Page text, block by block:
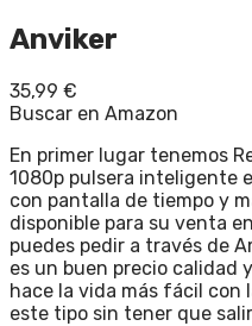
Anviker
35,99 €
Buscar en Amazon
En primer lugar tenemos
1080p pulsera inteligente
con pantalla de tiempo y
disponible para su venta
puedes pedir a través de
es un buen precio calidad
hace la vida más fácil con
este tipo sin tener que